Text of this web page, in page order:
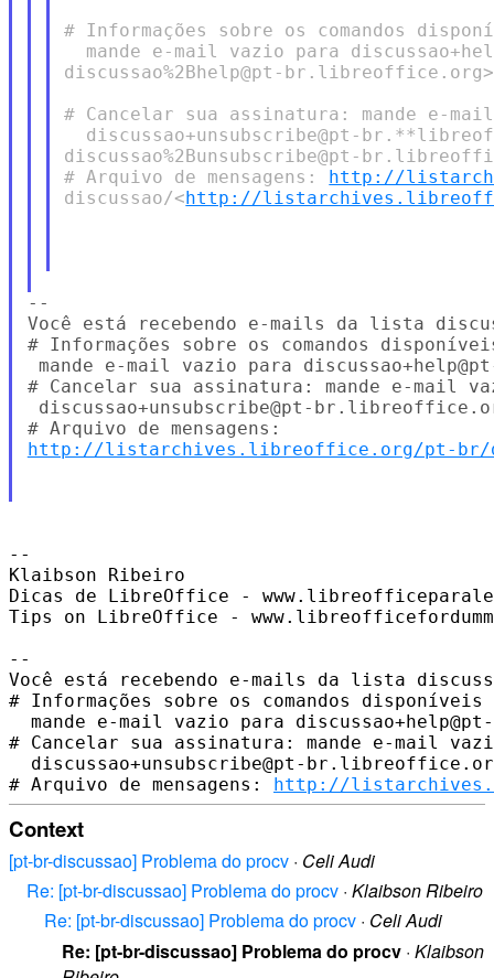
# Informações sobre os comandos
mande e-mail vazio para
discussao%2Bhelp@pt-br.libreoffice.org>
# Cancelar sua assinatura: mande e-
discussao+unsubscribe@pt-
discussao%2Bunsubscribe@pt-
# Arquivo de mensagens: http://
discussao/<http://
--
Você está recebendo e-mails da lista
# Informações sobre os comandos
mande e-mail vazio para
# Cancelar sua assinatura: mande e-mail
discussao+unsubscribe@pt-
http://listarchives.libreoffice.org/pt-br/
--
Klaibson Ribeiro
Dicas de LibreOffice -
Tips on LibreOffice -
--
Você está recebendo e-mails da lista
# Informações sobre os comandos
mande e-mail vazio para
# Cancelar sua assinatura: mande e-mail
discussao+unsubscribe@pt-
# Arquivo de mensagens: http://
Context
[pt-br-discussao] Problema do procv · Celi Audi
Re: [pt-br-discussao] Problema do procv · Klaibson Ribeiro
Re: [pt-br-discussao] Problema do procv · Celi Audi
Re: [pt-br-discussao] Problema do procv · Klaibson